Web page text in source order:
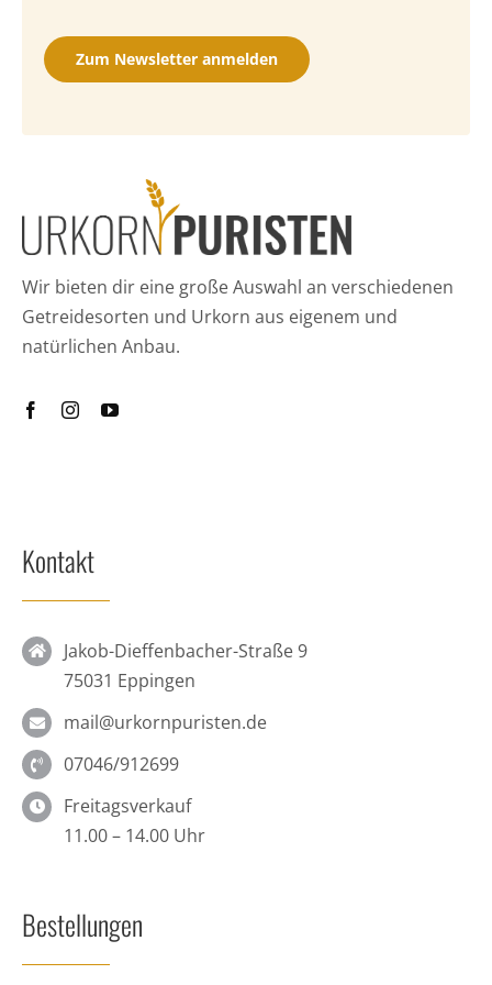
Zum Newsletter anmelden
Wir bieten dir eine große Auswahl an verschiedenen
Getreidesorten und Urkorn aus eigenem und
natürlichen Anbau.
Kontakt
Jakob-Dieffenbacher-Straße 9
75031 Eppingen
mail@urkornpuristen.de
07046/912699
Freitagsverkauf
11.00 – 14.00 Uhr
Bestellungen